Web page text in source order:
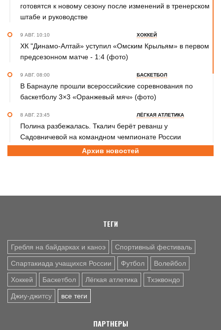
готовятся к новому сезону после изменений в тренерском
штабе и руководстве
9 АВГ. 10:10 ХОККЕЙ
ХК "Динамо-Алтай» уступил «Омским Крыльям» в первом
предсезонном матче - 1:4 (фото)
9 АВГ. 08:00 БАСКЕТБОЛ
В Барнауле прошли всероссийские соревнования по
баскетболу 3×3 «Оранжевый мяч» (фото)
8 АВГ. 23:45 ЛЁГКАЯ АТЛЕТИКА
Полина разбежалась. Ткалич берёт реванш у
Садовничевой на командном чемпионате России
8 АВГ. 22:30 ТХЭКВОНДО
8 АВГ. 20:45 ДЖИУ-ДЖИТСУ
Архив новостей
ТЕГИ
Гребля на байдарках и каноэ Спортивный фестиваль
Спартакиада учащихся России Футбол Волейбол
Хоккей Баскетбол Лёгкая атлетика Тхэквондо
Джиу-джитсу все теги
ПАРТНЕРЫ